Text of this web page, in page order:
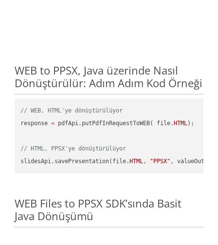
WEB to PPSX, Java üzerinde Nasıl
Dönüştürülür: Adım Adım Kod Örneği
// WEB, HTML'ye dönüştürülüyor
response = pdfApi.putPdfInRequestToWEB( file. HTML);
// HTML, PPSX'ye dönüştürülüyor
slidesApi.savePresentation(file. HTML, "PPSX"
WEB Files to PPSX SDK’sında Basit
Java Dönüşümü